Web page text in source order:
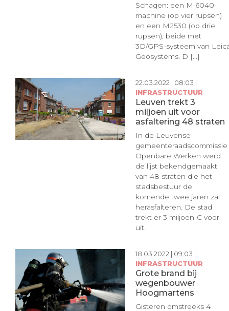
Schagen: een M 6040-
machine (op vier rupsen)
en een M2530 (op drie
rupsen), beide met
3D/GPS-systeem van
Geosystems. D [...]
22.03.2022 | 08:03 |
INFRASTRUCTUUR
Leuven trekt 3
miljoen uit voor
asfaltering 48 straten
In de Leuvense
gemeenteraadscommissie
Openbare Werken werd
de lijst bekendgemaakt
van 48 straten die het
stadsbestuur de
komende twee jaren zal
herasfalteren. De stad
trekt er 3 miljoen € voor
uit.
18.03.2022 | 09:03 |
INFRASTRUCTUUR
Grote brand bij
wegenbouwer
Hoogmartens
Gisteren omstreeks 4